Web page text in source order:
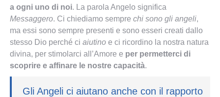
a ogni uno di noi. La parola Angelo significa
Messaggero. Ci chiediamo sempre chi sono gli angeli,
ma essi sono sempre presenti e sono esseri creati dallo
stesso Dio perché ci aiutino e ci ricordino la nostra natura
divina, per stimolarci all’Amore e per permetterci di
scoprire e affinare le nostre capacità.
Gli Angeli ci aiutano anche con il rapporto